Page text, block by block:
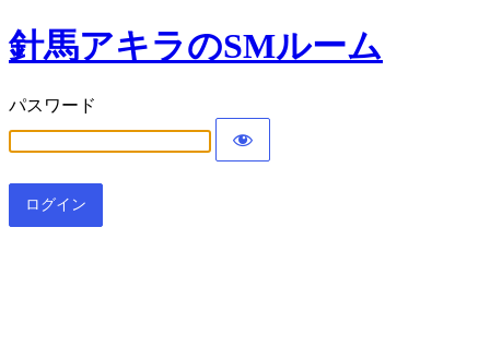
針馬アキラのSMルーム
パスワード